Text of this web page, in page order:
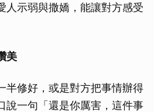
人示弱與撒嬌，能讓對方感受
美
半修好，或是對方把事情辦得
說一句「還是你厲害，這件事